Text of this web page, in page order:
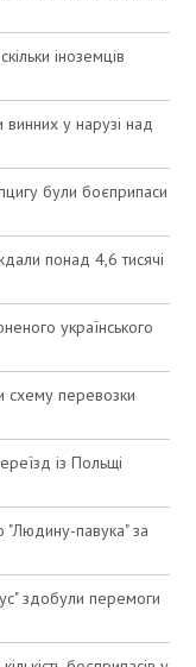
іноземців
у нарузі над
були боєприпаси
понад 4,6 тисячі
українського
схему перевозки
із Польщі
"Людину-павука" за
здобули перемоги